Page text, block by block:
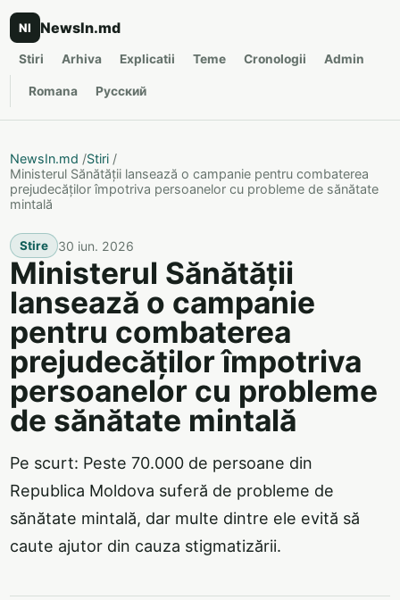
NI NewsIn.md
Stiri Arhiva Explicatii Teme Cronologii Admin
Romana Русский
NewsIn.md /Stiri /
Ministerul Sănătății lansează o campanie pentru combaterea
prejudecăților împotriva persoanelor cu probleme de sănătate
mintală
Stire 30 iun. 2026
Ministerul Sănătății
lansează o campanie
pentru combaterea
prejudecăților împotriva
persoanelor cu probleme
de sănătate mintală
Pe scurt: Peste 70.000 de persoane din
Republica Moldova suferă de probleme de
sănătate mintală, dar multe dintre ele evită să
caute ajutor din cauza stigmatizării.